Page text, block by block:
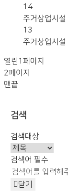
14
주거상업시설
13
주거상업시설
열린1 페이지
2페이지
맨끝
검색
검색대상
검색어 필수
닫기